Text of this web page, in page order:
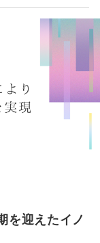
を迎えたイノ